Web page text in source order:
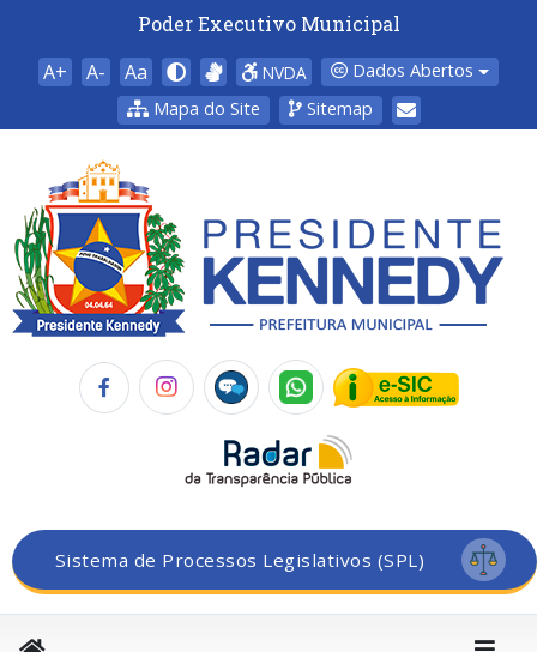
Poder Executivo Municipal
A+ A- Aa NVDA
Dados Abertos
Mapa do Site
Sitemap
Sistema de Processos Legislativos (SPL)